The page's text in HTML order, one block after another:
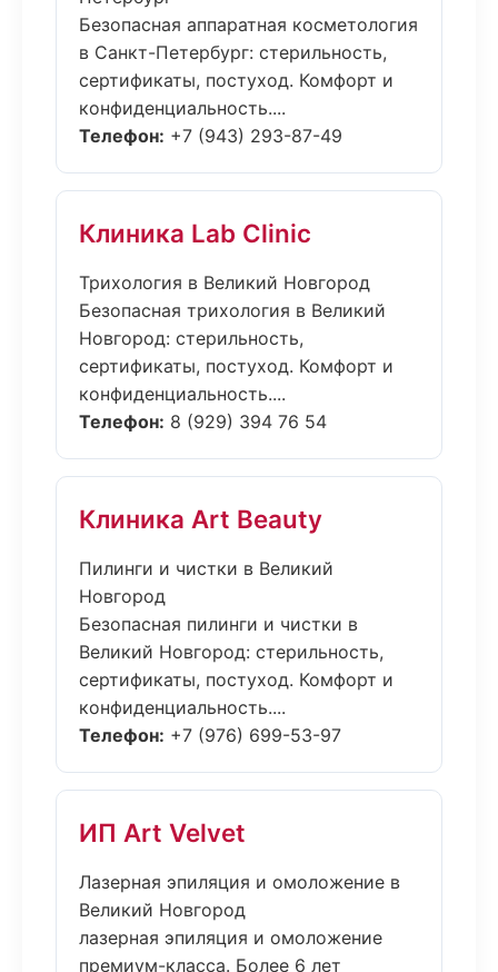
Безопасная аппаратная косметология
в Санкт-Петербург: стерильность,
сертификаты, постуход. Комфорт и
конфиденциальность....
Телефон: +7 (943) 293-87-49
Клиника Lab Clinic
Трихология в Великий Новгород
Безопасная трихология в Великий
Новгород: стерильность,
сертификаты, постуход. Комфорт и
конфиденциальность....
Телефон: 8 (929) 394 76 54
Клиника Art Beauty
Пилинги и чистки в Великий
Новгород
Безопасная пилинги и чистки в
Великий Новгород: стерильность,
сертификаты, постуход. Комфорт и
конфиденциальность....
Телефон: +7 (976) 699-53-97
ИП Art Velvet
Лазерная эпиляция и омоложение в
Великий Новгород
лазерная эпиляция и омоложение
премиум-класса. Более 6 лет